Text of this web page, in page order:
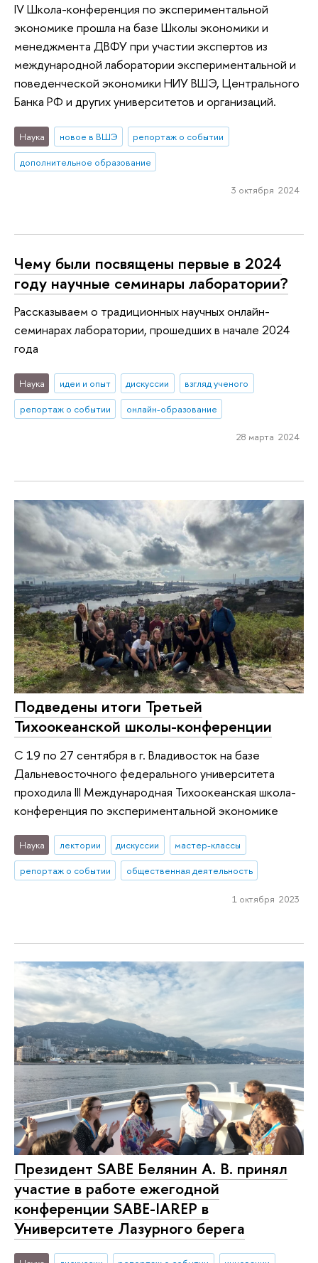
IV Школа-конференция по экспериментальной
экономике прошла на базе Школы экономики и
менеджмента ДВФУ при участии экспертов из
международной лаборатории экспериментальной и
поведенческой экономики НИУ ВШЭ, Центрального
Банка РФ и других университетов и организаций.
Наука новое в ВШЭ
репортаж о событии
дополнительное образование
3 октября 2024
Чему были посвящены первые в 2024
году научные семинары лаборатории?
Рассказываем о традиционных научных онлайн-
семинарах лаборатории, прошедших в начале 2024
года
Наука идеи и опыт дискуссии
взгляд ученого
репортаж о событии
онлайн-образование
28 марта 2024
Подведены итоги Третьей
Тихоокеанской школы-конференции
С 19 по 27 сентября в г. Владивосток на базе
Дальневосточного федерального университета
проходила III Международная Тихоокеанская школа-
конференция по экспериментальной экономике
Наука лектории дискуссии
мастер-классы
репортаж о событии
общественная деятельность
1 октября 2023
Президент SABE Белянин А. В. принял
участие в работе ежегодной
конференции SABE-IAREP в
Университете Лазурного берега